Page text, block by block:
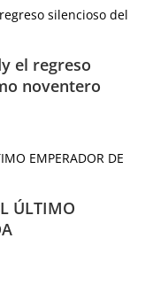
el regreso
noventero
ÚLTIMO